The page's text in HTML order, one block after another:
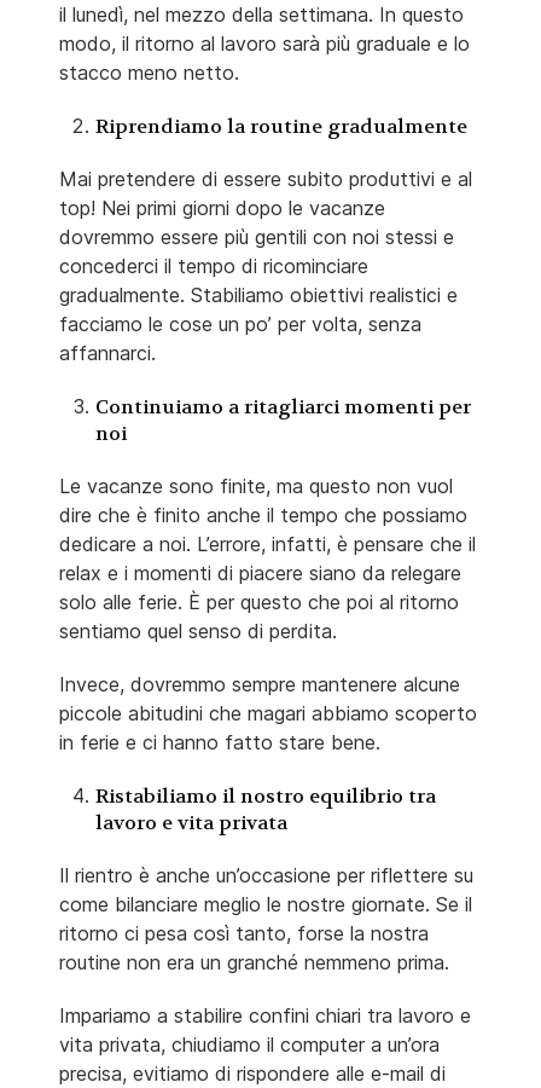
il lunedì, nel mezzo della settimana. In questo
modo, il ritorno al lavoro sarà più graduale e lo
stacco meno netto.
Riprendiamo la routine gradualmente
Mai pretendere di essere subito produttivi e al
top! Nei primi giorni dopo le vacanze
dovremmo essere più gentili con noi stessi e
concederci il tempo di ricominciare
gradualmente. Stabiliamo obiettivi realistici e
facciamo le cose un po’ per volta, senza
affannarci.
Continuiamo a ritagliarci momenti per
noi
Le vacanze sono finite, ma questo non vuol
dire che è finito anche il tempo che possiamo
dedicare a noi. L’errore, infatti, è pensare che il
relax e i momenti di piacere siano da relegare
solo alle ferie. È per questo che poi al ritorno
sentiamo quel senso di perdita.
Invece, dovremmo sempre mantenere alcune
piccole abitudini che magari abbiamo scoperto
in ferie e ci hanno fatto stare bene.
Ristabiliamo il nostro equilibrio tra
lavoro e vita privata
Il rientro è anche un’occasione per riflettere su
come bilanciare meglio le nostre giornate. Se il
ritorno ci pesa così tanto, forse la nostra
routine non era un granché nemmeno prima.
Impariamo a stabilire confini chiari tra lavoro e
vita privata, chiudiamo il computer a un’ora
precisa, evitiamo di rispondere alle e-mail di